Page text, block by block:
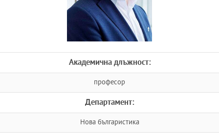
Академична длъжност:
професор
Департамент:
Нова българистика